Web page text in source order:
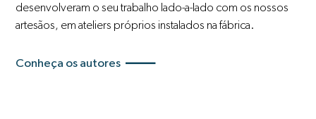
desenvolveram o seu trabalho lado-a-lado com os nossos
artesãos, em ateliers próprios instalados na fábrica.
Conheça os autores